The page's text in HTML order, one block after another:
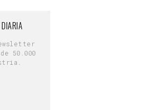
50.000